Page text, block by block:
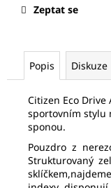
Zeptat se
Popis Diskuze
Citizen Eco Drive
sportovním stylu
sponou.
Pouzdro z
Strukturovaný
u
e
FREDERIQUE
CONSTANT
FC-
292MC4P5
630